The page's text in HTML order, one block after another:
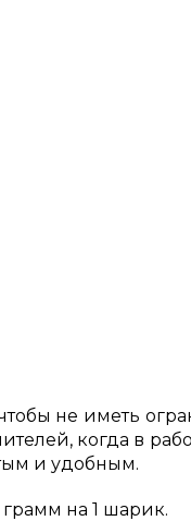
не иметь
когда в
и удобным.
на 1 шарик.